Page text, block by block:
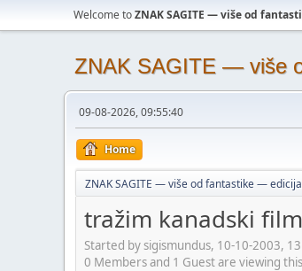
Welcome toZNAK SAGITE — više od
ZNAK SAGITE — više
09-08-2026, 09:55:40
Home
ZNAK SAGITE — više od fantastike —
tražim kanadski film
Started by sigismundus, 10-10-2003,
0 Members and 1 Guest are viewing